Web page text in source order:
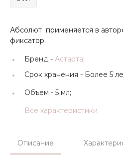
Абсолют применяется в
фиксатор.
Бренд - Астарта;
Срок хранения - Более 5
Объем - 5 мл;
Все характеристики
Описание